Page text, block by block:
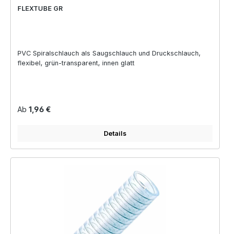
FLEXTUBE GR
PVC Spiralschlauch als Saugschlauch und Druckschlauch,
flexibel, grün-transparent, innen glatt
Regulärer Preis:
Ab 1,96 €
Details